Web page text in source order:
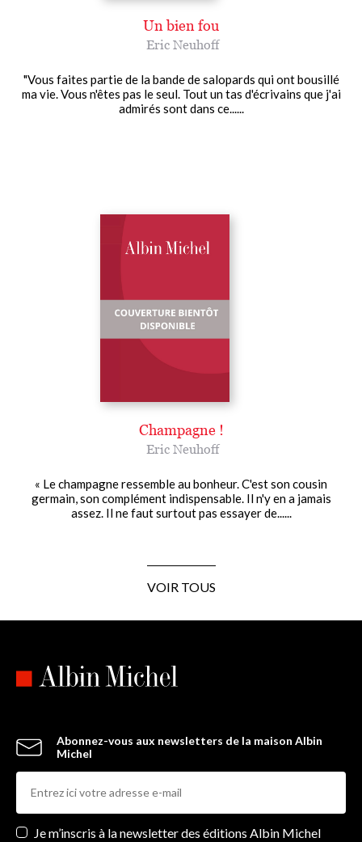
Un bien fou
Eric Neuhoff
"Vous faites partie de la bande de salopards qui ont bousillé
ma vie. Vous n'êtes pas le seul. Tout un tas d'écrivains que j'ai
admirés sont dans ce......
Champagne !
Eric Neuhoff
« Le champagne ressemble au bonheur. C'est son cousin
germain, son complément indispensable. Il n'y en a jamais
assez. Il ne faut surtout pas essayer de......
VOIR TOUS
Abonnez-vous aux newsletters de la maison Albin
Michel
Newsletters
Je m’inscris à la newsletter des éditions Albin Michel